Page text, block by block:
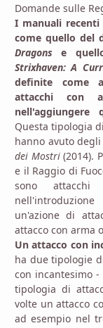
Domande sulle
I manuali
come quello del
Dragons e
Strixhaven: A
definite come
attacchi con
Questa tipologia
hanno avuto
dei Mostri(2014).
e il Raggio di
sono attacchi
un'azione di
attacco con arma
Un attacco con
ha due tipologie
con incantesimo
tipologia di
volte un attacco
ad esempio nel